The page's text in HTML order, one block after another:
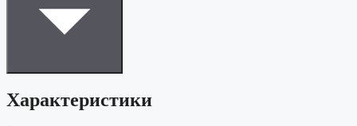
Характеристики